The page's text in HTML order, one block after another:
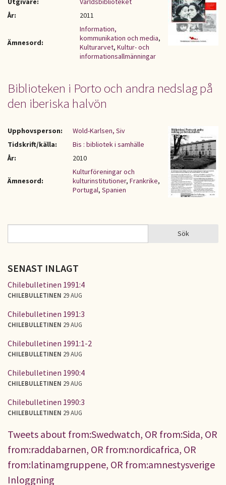
År:
2011
Ämnesord:
Information,
kommunikation och media,
Kulturarvet, Kultur- och
informationsallmänningar
Biblioteken i Porto och andra nedslag på
den iberiska halvön
Upphovsperson:
Wold-Karlsen, Siv
Tidskrift/källa:
Bis : bibliotek i samhälle
År:
2010
Ämnesord:
Kulturföreningar och
kulturinstitutioner, Frankrike,
Portugal, Spanien
SÖKFORMULÄR Sök
SENAST INLAGT
Chilebulletinen 1991:4
CHILEBULLETINEN 29 AUG
Chilebulletinen 1991:3
CHILEBULLETINEN 29 AUG
Chilebulletinen 1991:1-2
CHILEBULLETINEN 29 AUG
Chilebulletinen 1990:4
CHILEBULLETINEN 29 AUG
Chilebulletinen 1990:3
CHILEBULLETINEN 29 AUG
Tweets about from:Swedwatch, OR from:Sida, OR
from:raddabarnen, OR from:nordicafrica, OR
from:latinamgruppene, OR from:amnestysverige
Inloggning